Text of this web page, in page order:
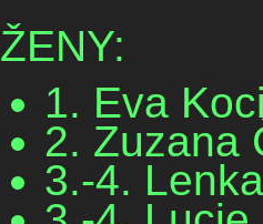
ŽENY:
1. Eva
2. Zuzana
3.-4.